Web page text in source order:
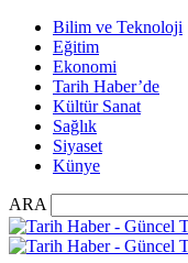
Bilim ve Teknoloji
Eğitim
Ekonomi
Tarih Haber’de
Kültür Sanat
Sağlık
Siyaset
Künye
ARA